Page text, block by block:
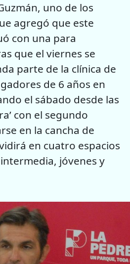
uno de los
agregó que este
con una para
que el viernes se
parte de la clínica de
de 6 años en
el sábado desde las
con el segundo
en la cancha de
en cuatro espacios
jóvenes y